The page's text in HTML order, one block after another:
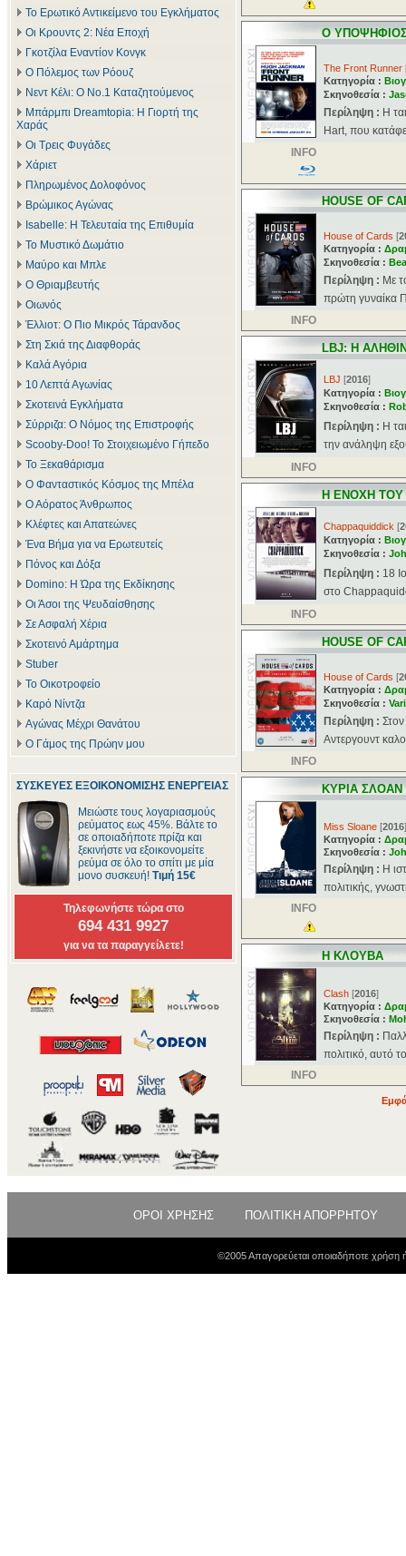
Το Ερωτικό Αντικείμενο του Εγκλήματος
Οι Κρουντς 2: Νέα Εποχή
Γκοτζίλα Εναντίον Κονγκ
Ο Πόλεμος των Ρόουζ
Νεντ Κέλι: Ο Νο.1 Καταζητούμενος
Μπάρμπι Dreamtopia: Η Γιορτή της
Χαράς
Οι Τρεις Φυγάδες
Χάριετ
Πληρωμένος Δολοφόνος
Βρώμικος Αγώνας
Isabelle: Η Τελευταία της Επιθυμία
Το Μυστικό Δωμάτιο
Μαύρο και Μπλε
Ο Θριαμβευτής
Οιωνός
Έλλιοτ: Ο Πιο Μικρός Τάρανδος
Στη Σκιά της Διαφθοράς
Καλά Αγόρια
10 Λεπτά Αγωνίας
Σκοτεινά Εγκλήματα
Σύρριζα: Ο Νόμος της Επιστροφής
Scooby-Doo! Το Στοιχειωμένο Γήπεδο
Το Ξεκαθάρισμα
Ο Φανταστικός Κόσμος της Μπέλα
Ο Αόρατος Άνθρωπος
Κλέφτες και Απατεώνες
Ένα Βήμα για να Ερωτευτείς
Πόνος και Δόξα
Domino: Η Ώρα της Εκδίκησης
Οι Άσοι της Ψευδαίσθησης
Σε Ασφαλή Χέρια
Σκοτεινό Αμάρτημα
Stuber
Το Οικοτροφείο
Καρό Νίντζα
Αγώνας Μέχρι Θανάτου
Ο Γάμος της Πρώην μου
ΣΥΣΚΕΥΕΣ ΕΞΟΙΚΟΝΟΜΙΣΗΣ ΕΝΕΡΓΕΙΑΣ
Μειώστε τους λογαριασμούς
ρεύματος εως 45%. Βάλτε το
σε οποιαδήποτε πρίζα και
ξεκινήστε να εξοικονομείτε
ρεύμα σε όλο το σπίτι με μία
μονο συσκευή! Τιμή 15€
Τηλεφωνήστε τώρα στο
694 431 9927
για να τα παραγγείλετε!
Ο
The Front Runner
Κατηγορία :
Σκηνοθεσία :
Περίληψη : Η
Hart, που
INFO
HOUSE OF
House of Cards [
Κατηγορία :
Σκηνοθεσία :
Περίληψη : Με
πρώτη γυναίκα
INFO
LBJ: Η
LBJ [2016]
Κατηγορία :
Σκηνοθεσία :
Περίληψη : Η
την ανάληψη
INFO
Η ΕΝΟΧΗ ΤΟΥ
Chappaquiddick [
Κατηγορία :
Σκηνοθεσία :
Περίληψη : 18
στο
INFO
HOUSE OF
House of Cards [
Κατηγορία :
Σκηνοθεσία :
Περίληψη :
Αντεργουντ
INFO
ΚΥΡΙΑ ΣΛΟΑΝ
Miss Sloane [2016]
Κατηγορία :
Σκηνοθεσία :
Περίληψη : Η
πολιτικής,
INFO
Η ΚΛΟΥΒΑ
Clash [2016]
Κατηγορία :
Σκηνοθεσία :
Περίληψη :
πολιτικό, αυτό
INFO
ΟΡΟΙ ΧΡΗΣΗΣ ΠΟΛΙΤΙΚΗ ΑΠΟΡΡΗΤΟΥ
©2005 Απαγορεύεται οποιαδήποτε χρήση